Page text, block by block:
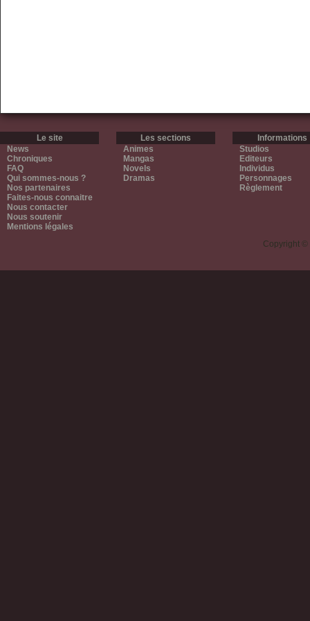
Le site
News
Chroniques
FAQ
Qui sommes-nous ?
Nos partenaires
Faites-nous connaitre
Nous contacter
Nous soutenir
Mentions légales
Les sections
Animes
Mangas
Novels
Dramas
Informations
Studios
Editeurs
Individus
Personnages
Règlement
Copyright ©